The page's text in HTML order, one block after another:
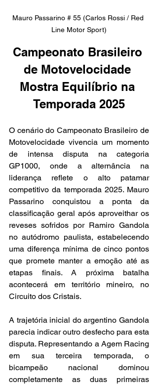
Mauro Passarino # 55 (Carlos Rossi / Red
Line Motor Sport)
Campeonato Brasileiro
de Motovelocidade
Mostra Equilíbrio na
Temporada 2025
O cenário do Campeonato Brasileiro de
Motovelocidade vivencia um momento
de intensa disputa na categoria
GP1000, onde a alternância na
liderança reflete o alto patamar
competitivo da temporada 2025. Mauro
Passarino conquistou a ponta da
classificação geral após aproveithar os
reveses sofridos por Ramiro Gandola
no autódromo paulista, estabelecendo
uma diferença mínima de cinco pontos
que promete manter a emoção até as
etapas finais. A próxima batalha
acontecerá em território mineiro, no
Circuito dos Cristais.
A trajetória inicial do argentino Gandola
parecia indicar outro desfecho para esta
disputa. Representando a Agem Racing
em sua terceira temporada, o
bicampeão nacional dominou
completamente as duas primeiras